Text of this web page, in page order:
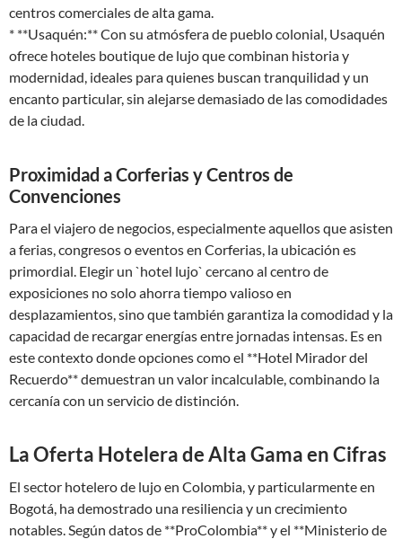
centros comerciales de alta gama.
* **Usaquén:** Con su atmósfera de pueblo colonial, Usaquén
ofrece hoteles boutique de lujo que combinan historia y
modernidad, ideales para quienes buscan tranquilidad y un
encanto particular, sin alejarse demasiado de las comodidades
de la ciudad.
Proximidad a Corferias y Centros de
Convenciones
Para el viajero de negocios, especialmente aquellos que asisten
a ferias, congresos o eventos en Corferias, la ubicación es
primordial. Elegir un `hotel lujo` cercano al centro de
exposiciones no solo ahorra tiempo valioso en
desplazamientos, sino que también garantiza la comodidad y la
capacidad de recargar energías entre jornadas intensas. Es en
este contexto donde opciones como el **Hotel Mirador del
Recuerdo** demuestran un valor incalculable, combinando la
cercanía con un servicio de distinción.
La Oferta Hotelera de Alta Gama en Cifras
El sector hotelero de lujo en Colombia, y particularmente en
Bogotá, ha demostrado una resiliencia y un crecimiento
notables. Según datos de **ProColombia** y el **Ministerio de